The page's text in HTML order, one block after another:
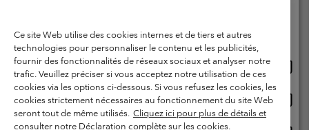
Gebruiksvoorwaarden
Verkoopvoorwaarden
Garantie
Privacybeleid
Gebruiksvoorwaarden voor lidmaatschap
Voorwaarden voor door gebruikers gegenereerde inhoud
Impressum
Cookies
Ce site Web utilise des cookies internes et de tiers et autres
technologies pour personnaliser le contenu et les publicités,
fournir des fonctionnalités de réseaux sociaux et analyser notre
trafic. Veuillez préciser si vous acceptez notre utilisation de ces
cookies via les options ci-dessous. Si vous refusez les cookies, les
cookies strictement nécessaires au fonctionnement du site Web
seront tout de même utilisés. Cliquez ici pour plus de détails et
consulter notre Déclaration complète sur les cookies.
Online shoppen beschikbaar
United States
Belgium-English